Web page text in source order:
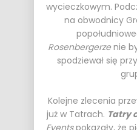
wycieczkowym.
na obwodnicy
Rosenbergerze nie
spodziewał się
Kolejne zlecenia
już w Tatrach. Tatry
Eventspokazały, że